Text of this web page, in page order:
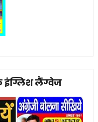
इंग्लिश लैंग्वेज